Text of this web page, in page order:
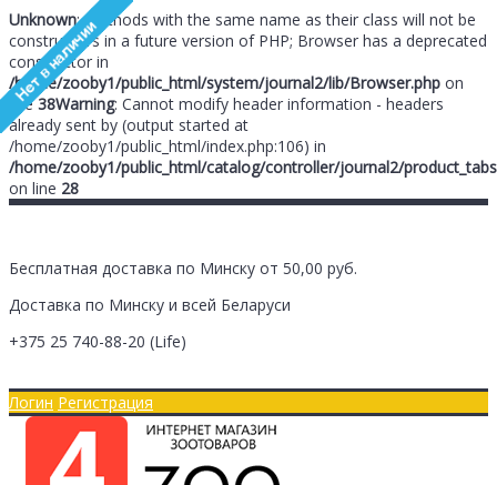
Unknown: Methods with the same name as their class will not be
constructors in a future version of PHP; Browser has a deprecated
constructor in
/home/zooby1/public_html/system/journal2/lib/Browser.php on
line38Warning: Cannot modify header information - headers
already sent by (output started at
/home/zooby1/public_html/index.php:106) in
/home/zooby1/public_html/catalog/controller/journal2/
on line 28
Бесплатная доставка по Минску от 50,00 руб.
Доставка по Минску и всей Беларуси
+375 25 740-88-20 (Life)
Логин Регистрация